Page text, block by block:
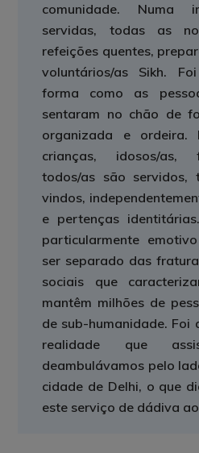
comunidade. Numa
servidas, todas as
refeições quentes,
voluntários/as Sikh.
forma como as
sentaram no chão de
organizada e ordeira.
crianças, idosos/as,
todos/as são servidos,
vindos,
e pertenças
particularmente
ser separado das
sociais que
mantêm milhões de
de sub-humanidade. Foi
realidade que
deambulávamos pelo
cidade de Delhi, o que
este serviço de dádiva